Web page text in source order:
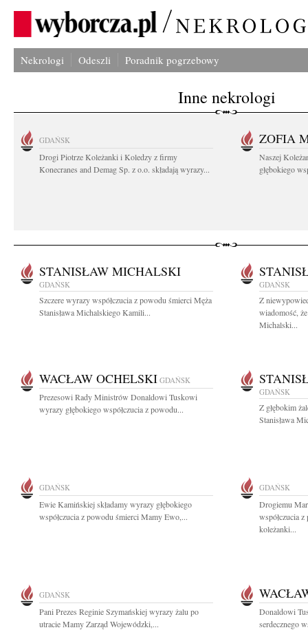
Nekrologi Odeszli Poradnik pogrzebowy
Inne nekrologi
GDAŃSK
Drogi Piotrze Koleżanki i Koledzy z firmy
Konecranes and Demag Sp. z o.o. składają wyrazy...
ZOFIA
Naszej
głębokiego
STANISŁAW MICHALSKI
GDAŃSK
Szczere wyrazy współczucia z powodu śmierci Męża
Stanisława Michalskiego Kamili...
GDAŃSK
Z
wiadomość,
Michalski...
WACŁAW OCHELSKI GDAŃSK
Prezesowi Rady Ministrów Donaldowi Tuskowi
wyrazy głębokiego współczucia z powodu...
GDAŃSK
Z głębokim
Stanisława
GDAŃSK
Ewie Kamińskiej składamy wyrazy głębokiego
współczucia z powodu śmierci Mamy Ewo,...
GDAŃSK
Drogiemu
współczucia
koleżanki...
GDAŃSK
Pani Prezes Reginie Szymańskiej wyrazy żalu po
utracie Mamy Zarząd Wojewódzki,...
Donaldowi
serdecznego